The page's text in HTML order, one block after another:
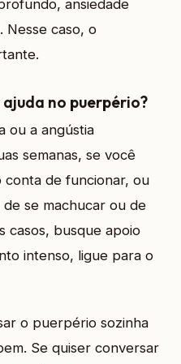
ansiedade
Nesse caso, o
no puerpério?
ou a angústia
semanas, se você
conta de funcionar, ou
se machucar ou de
casos, busque apoio
intenso, ligue para o
o puerpério sozinha
Se quiser conversar